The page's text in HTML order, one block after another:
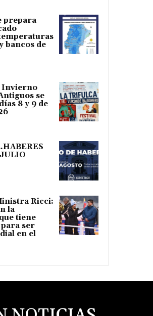
prepara
bancos de
Invierno
se
8 y 9 de
Ricci:
la
tiene
ser
en el